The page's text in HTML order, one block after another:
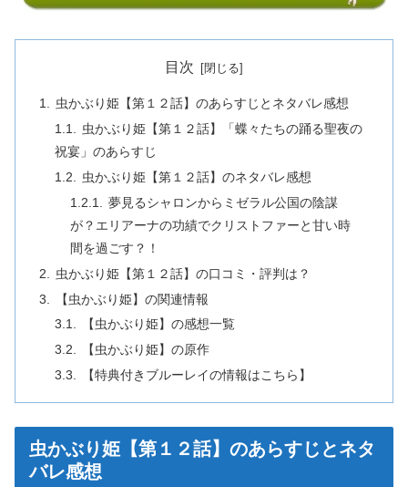
目次
虫かぶり姫【第１２話】のあらすじとネタバレ感想
虫かぶり姫【第１２話】「蝶々たちの踊る聖夜の
祝宴」のあらすじ
虫かぶり姫【第１２話】のネタバレ感想
夢見るシャロンからミゼラル公国の陰謀
が？エリアーナの功績でクリストファーと甘い時
間を過ごす？！
虫かぶり姫【第１２話】の口コミ・評判は？
【虫かぶり姫】の関連情報
【虫かぶり姫】の感想一覧
【虫かぶり姫】の原作
【特典付きブルーレイの情報はこちら】
虫かぶり姫【第１２話】のあらすじとネタ
バレ感想